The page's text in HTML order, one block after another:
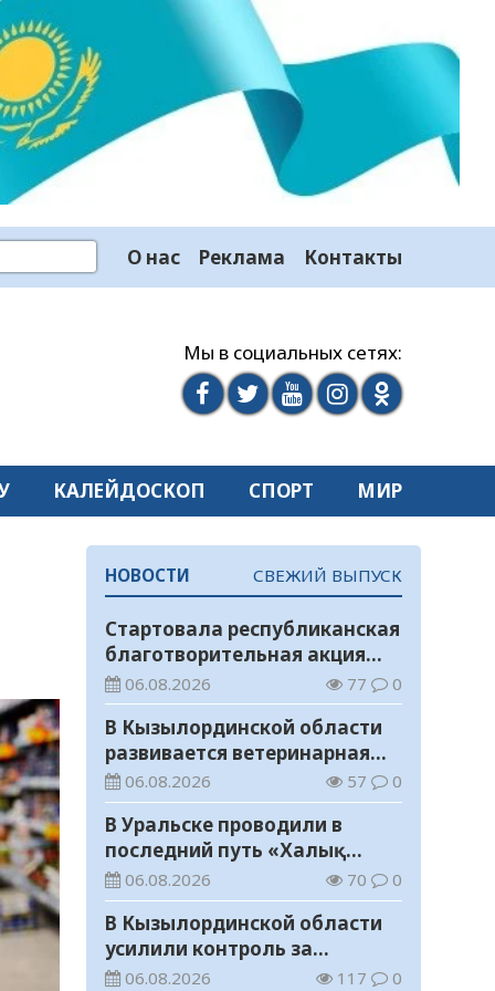
О нас Реклама Контакты
Мы в социальных сетях:
КАЛЕЙДОСКОП СПОРТ МИР
НОВОСТИ СВЕЖИЙ ВЫПУСК
Стартовала республиканская
благотворительная акция
«Дорога в школу»
06.08.2026 77 0
В Кызылординской области
развивается ветеринарная
отрасль
06.08.2026 57 0
В Уральске проводили в
последний путь «Халық
Қаһарманы» Ивана
Степановича Гапича
06.08.2026 70 0
В Кызылординской области
усилили контроль за
финансовой дисциплиной
06.08.2026 117 0